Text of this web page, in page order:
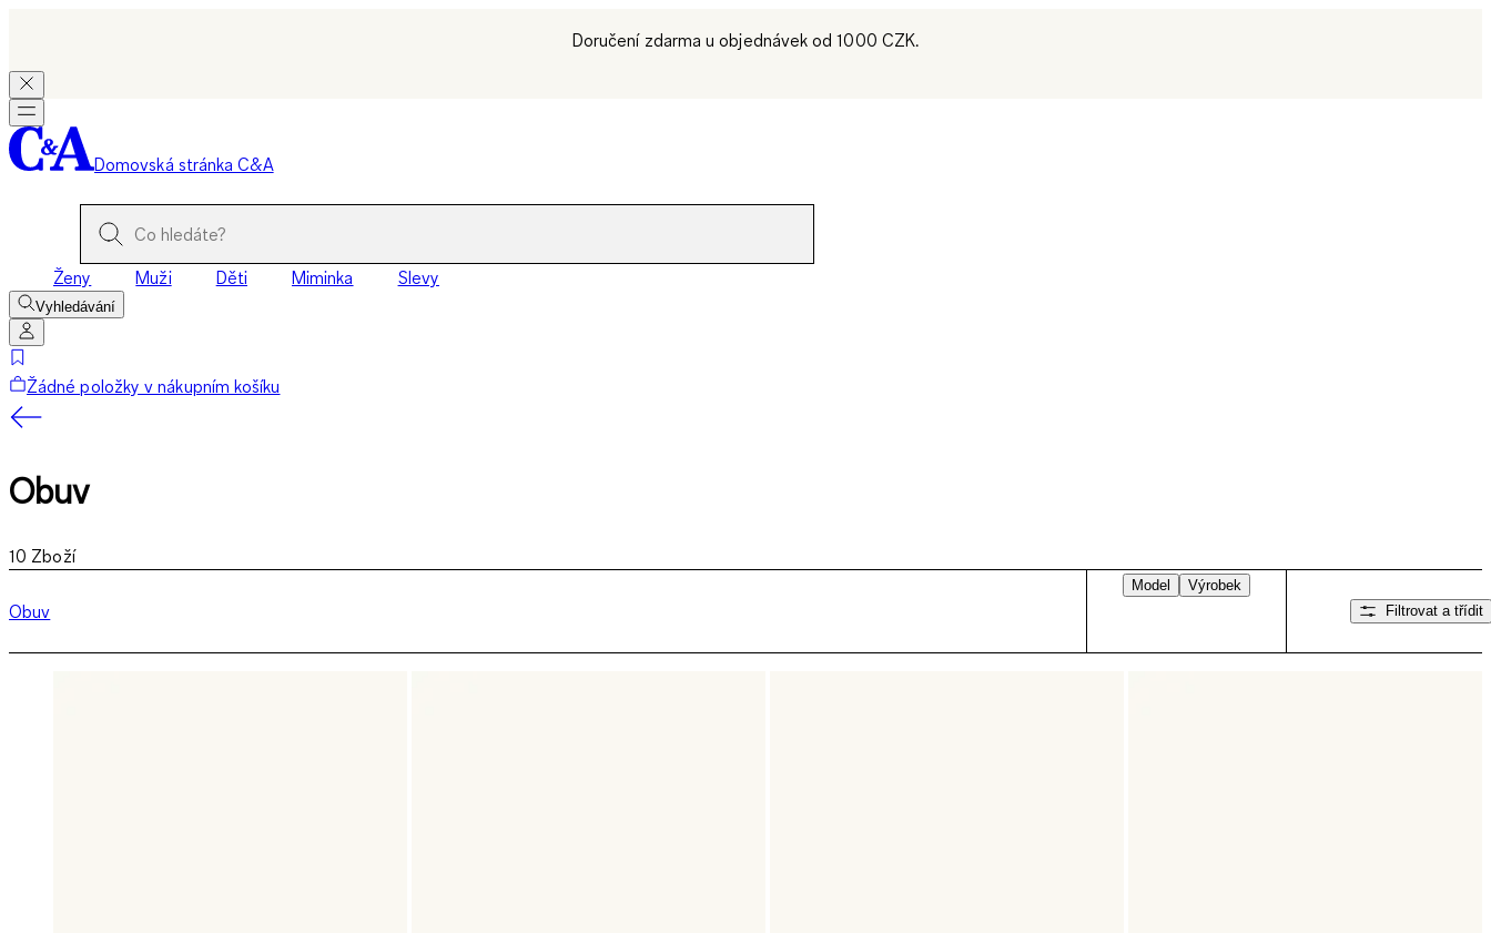
Doručení zdarma u objednávek od 1000 CZK.
Domovská stránka C&A
Ženy Muži Děti Miminka Slevy
Vyhledávání
Žádné položky v nákupním košíku
Obuv
10 Zboží
Obuv
Model
Výrobek
Filtrovat a třídit